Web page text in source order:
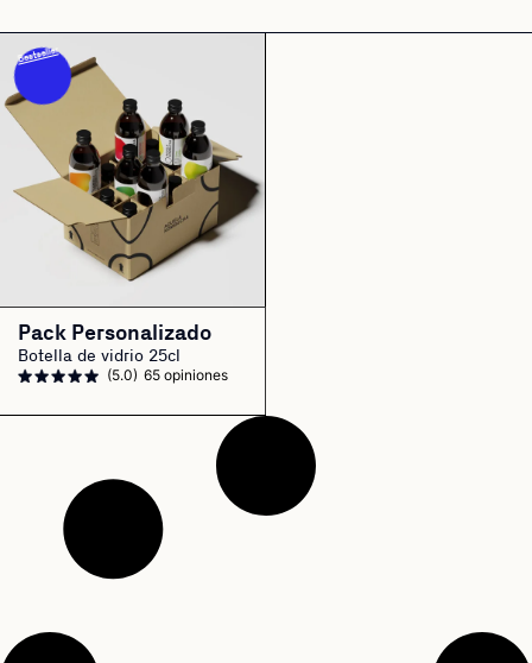
Bestseller
Pack Personalizado
Botella de vidrio 25cl
(5.0) 65 opiniones